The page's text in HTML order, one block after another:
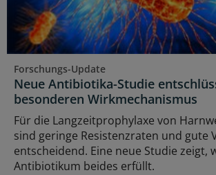
Forschungs-Update
Neue Antibiotika-Studie
besonderen Wirkmechanismus
Für die Langzeitprophylaxe von
sind geringe Resistenzraten und gute
entscheidend. Eine neue Studie zeigt,
Antibiotikum beides erfüllt.